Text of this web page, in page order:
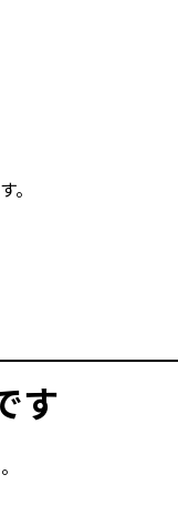
。
す